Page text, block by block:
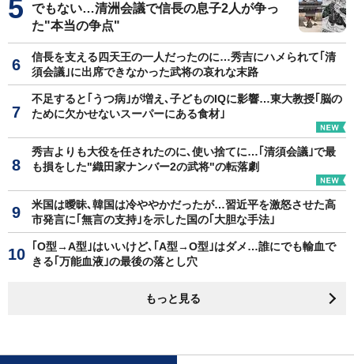
でもない…清洲会議で信長の息子2人が争っ
た"本当の争点"
信長を支える四天王の一人だったのに…秀吉にハメられて｢清
須会議｣に出席できなかった武将の哀れな末路
不足すると｢うつ病｣が増え､子どものIQに影響…東大教授｢脳の
ために欠かせないスーパーにある食材｣
秀吉よりも大役を任されたのに､使い捨てに…｢清須会議｣で最
も損をした"織田家ナンバー2の武将"の転落劇
米国は曖昧､韓国は冷ややかだったが…習近平を激怒させた高
市発言に｢無言の支持｣を示した国の｢大胆な手法｣
｢O型→A型｣はいいけど､｢A型→O型｣はダメ…誰にでも輸血で
きる｢万能血液｣の最後の落とし穴
もっと見る